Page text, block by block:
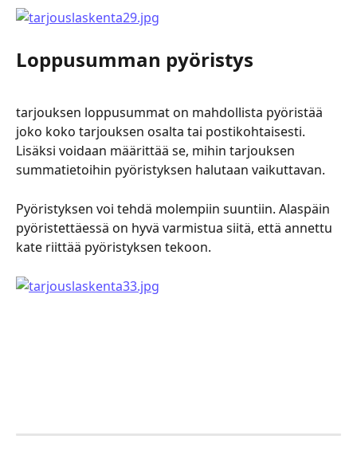
Loppusumman pyöristys
tarjouksen loppusummat on mahdollista pyöristää
joko koko tarjouksen osalta tai postikohtaisesti.
Lisäksi voidaan määrittää se, mihin tarjouksen
summatietoihin pyöristyksen halutaan vaikuttavan.
Pyöristyksen voi tehdä molempiin suuntiin. Alaspäin
pyöristettäessä on hyvä varmistua siitä, että annettu
kate riittää pyöristyksen tekoon.